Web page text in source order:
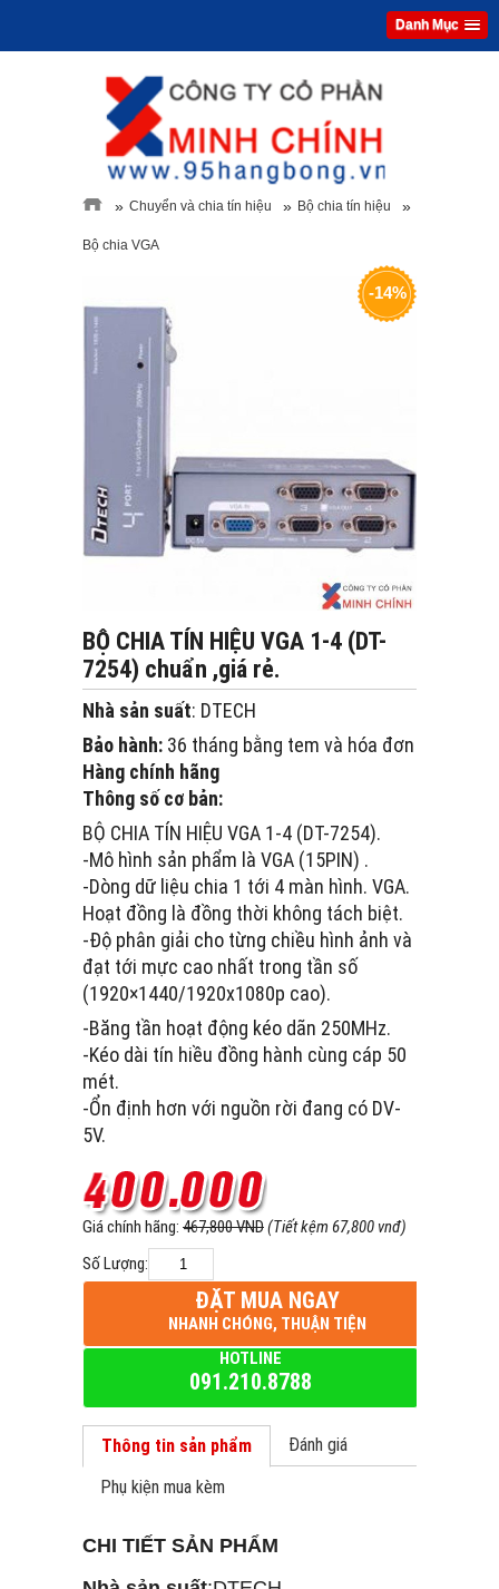
Danh Mục
» Chuyển và chia tín hiệu » Bộ chia tín hiệu »
Bộ chia VGA
-14%
BỘ CHIA TÍN HIỆU VGA 1-4 (DT-
7254) chuẩn ,giá rẻ.
Nhà sản suất: DTECH
Bảo hành: 36 tháng bằng tem và hóa đơn
Hàng chính hãng
Thông số cơ bản:
BỘ CHIA TÍN HIỆU VGA 1-4 (DT-7254).
-Mô hình sản phẩm là VGA (15PIN) .
-Dòng dữ liệu chia 1 tới 4 màn hình. VGA.
Hoạt đồng là đồng thời không tách biệt.
-Độ phân giải cho từng chiều hình ảnh và
đạt tới mực cao nhất trong tần số
(1920×1440/1920x1080p cao).
-Băng tần hoạt động kéo dãn 250MHz.
-Kéo dài tín hiều đồng hành cùng cáp 50
mét.
-Ổn định hơn với nguồn rời đang có DV-
5V.
Giá chính hãng: 467,800 VND(Tiết kệm 67,800 vnđ)
Số Lượng:
ĐẶT MUA NGAY
NHANH CHÓNG, THUẬN TIỆN
HOTLINE
091.210.8788
Thông tin sản phẩm
Đánh giá
Phụ kiện mua kèm
CHI TIẾT SẢN PHẨM